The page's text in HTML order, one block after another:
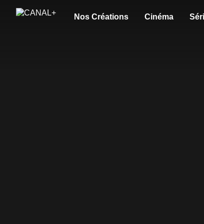
Nos Créations Cinéma